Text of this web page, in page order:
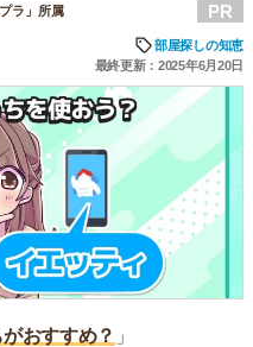
ラ」所属 PR
部屋探しの知恵
最終更新：2025年6月20日
おすすめ？ 」